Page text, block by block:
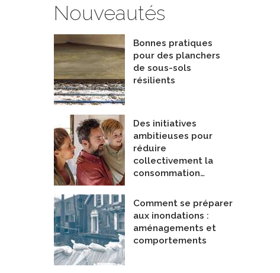
Nouveautés
Bonnes pratiques
pour des planchers
de sous-sols
résilients
Des initiatives
ambitieuses pour
réduire
collectivement la
consommation…
Comment se préparer
aux inondations :
aménagements et
comportements
CHALET DU LAC
Designers d'intérieur
Drummondville
Spécialistes - Calfeutrage